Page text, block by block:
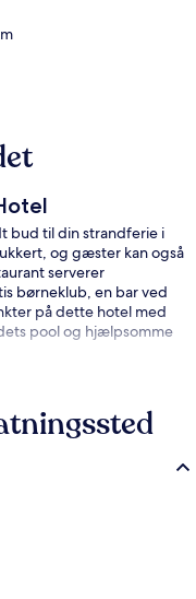
bud til din strandferie i
og gæster kan også
serverer
børneklub, en bar ved
på dette hotel med
pool og hjælpsomme